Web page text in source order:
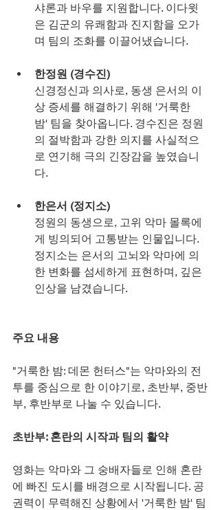
샤론과 바우를 지원합니다. 이다윗
은 김군의 유쾌함과 진지함을 오가
며 팀의 조화를 이끌어냈습니다.
한정원 (경수진)
신경정신과 의사로, 동생 은서의 이
상 증세를 해결하기 위해 '거룩한
밤' 팀을 찾아옵니다. 경수진은 정원
의 절박함과 강한 의지를 사실적으
로 연기해 극의 긴장감을 높였습니
다.
한은서 (정지소)
정원의 동생으로, 고위 악마 몰록에
게 빙의되어 고통받는 인물입니다.
정지소는 은서의 고뇌와 악마에 의
한 변화를 섬세하게 표현하며, 깊은
인상을 남겼습니다.
주요 내용
"거룩한 밤: 데몬 헌터스"는 악마와의 전
투를 중심으로 한 이야기로, 초반부, 중반
부, 후반부로 나눌 수 있습니다.
초반부: 혼란의 시작과 팀의 활약
영화는 악마와 그 숭배자들로 인해 혼란
에 빠진 도시를 배경으로 시작됩니다. 공
권력이 무력해진 상황에서 '거룩한 밤' 팀